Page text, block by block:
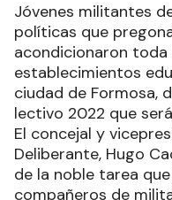
Jóvenes militantes
políticas que
acondicionaron toda
establecimientos
ciudad de Formosa,
lectivo 2022 que
El concejal y
Deliberante, Hugo
de la noble tarea
compañeros de